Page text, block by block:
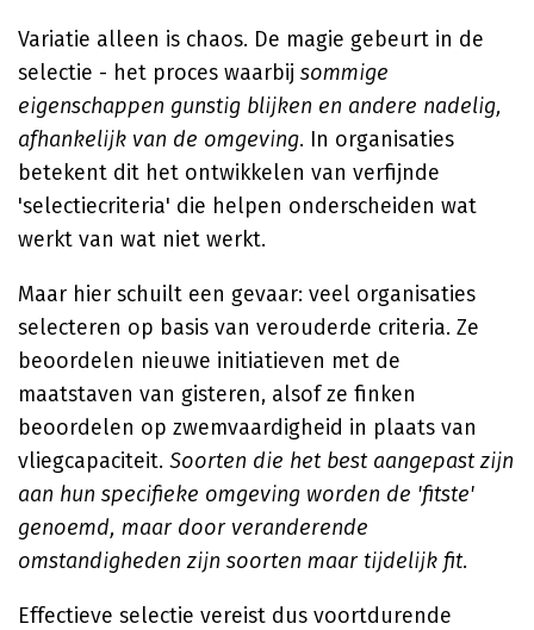
Variatie alleen is chaos. De magie gebeurt in de
selectie - het proces waarbij sommige
eigenschappen gunstig blijken en andere nadelig,
afhankelijk van de omgeving. In organisaties
betekent dit het ontwikkelen van verfijnde
'selectiecriteria' die helpen onderscheiden wat
werkt van wat niet werkt.
Maar hier schuilt een gevaar: veel organisaties
selecteren op basis van verouderde criteria. Ze
beoordelen nieuwe initiatieven met de
maatstaven van gisteren, alsof ze finken
beoordelen op zwemvaardigheid in plaats van
vliegcapaciteit. Soorten die het best aangepast zijn
aan hun specifieke omgeving worden de 'fitste'
genoemd, maar door veranderende
omstandigheden zijn soorten maar tijdelijk fit.
Effectieve selectie vereist dus voortdurende